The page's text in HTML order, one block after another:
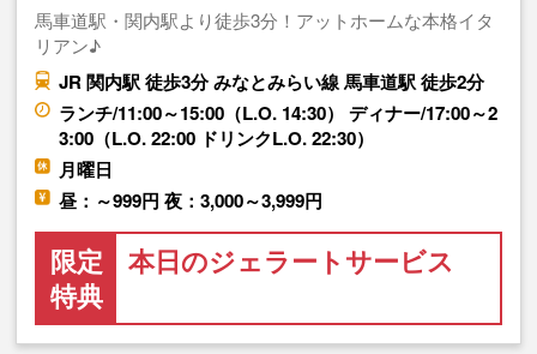
馬車道駅・関内駅より徒歩3分！アットホームな本格イタ
リアン♪
JR 関内駅 徒歩3分 みなとみらい線 馬車道駅 徒歩2分
ランチ/11:00～15:00（L.O. 14:30） ディナー/17:00～2
3:00（L.O. 22:00 ドリンクL.O. 22:30）
月曜日
昼：～999円 夜：3,000～3,999円
限定
特典
本日のジェラートサービス